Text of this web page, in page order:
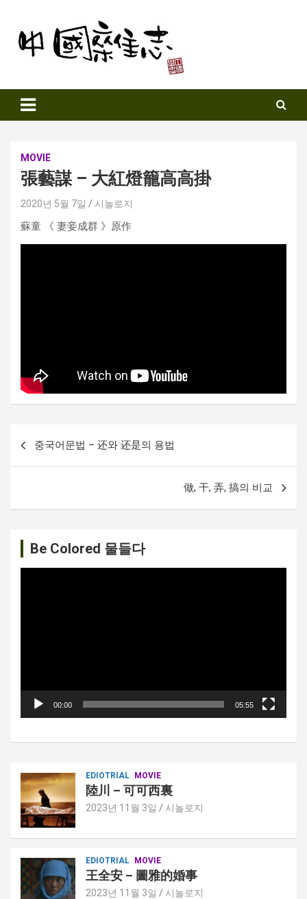
content
Sinozine
MOVIE
張藝謀 – 大紅燈籠高高掛
2020년 5월 7일 시놀로지
蘇童 《 妻妾成群 》原作
션
중국어문법 – 还와 还是의 용법
做, 干, 弄, 搞의 비교
Be Colored 물들다
00:00 05:55
EDIOTRIAL MOVIE
陸川 – 可可西裏
2023년 11월 3일 시놀로지
EDIOTRIAL MOVIE
王全安 – 圖雅的婚事
2023년 11월 3일 시놀로지